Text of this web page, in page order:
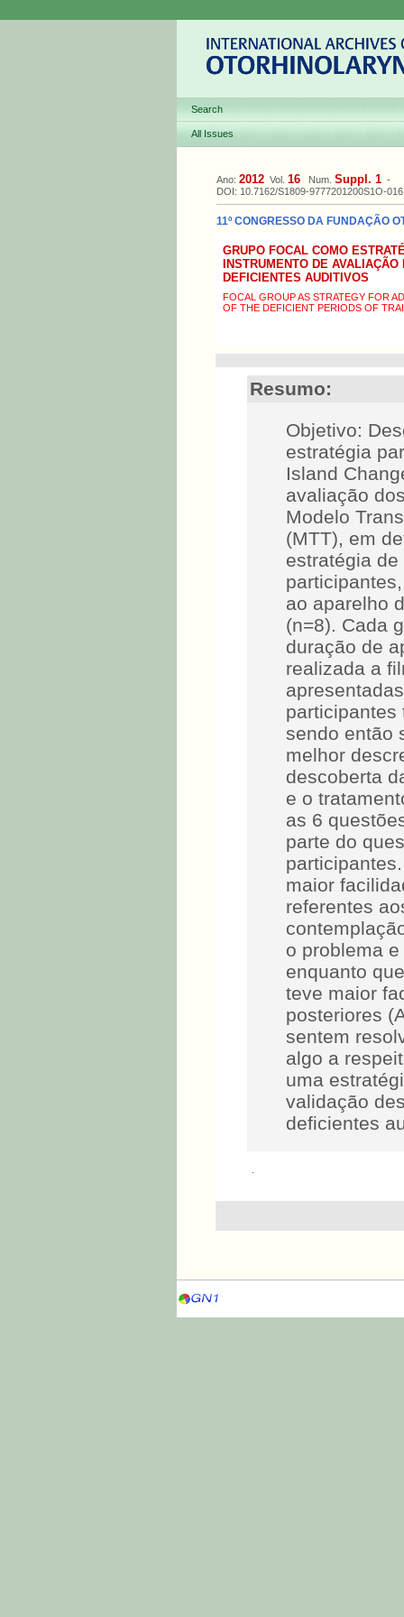
Search
All Issues
Ano: 2012 Vol. 16 Num. Suppl. 1 -
DOI: 10.7162/S1809-9777201200S1O-016
11º CONGRESSO DA FUNDAÇÃO
GRUPO FOCAL COMO
INSTRUMENTO DE
DEFICIENTES AUDITIVOS
FOCAL GROUP AS STRATEGY FOR
OF THE DEFICIENT PERIODS OF
Resumo:
Objetivo:
estratégia
Island
avaliação
Modelo
(MTT), em
estratégia
ao aparelho
(n=8). Cada
duração de
realizada a
participantes
sendo então
melhor
descoberta
e o
as 6
parte do
maior
referentes
o problema
enquanto
teve maior
posteriores
sentem
algo a
uma
validação
deficientes